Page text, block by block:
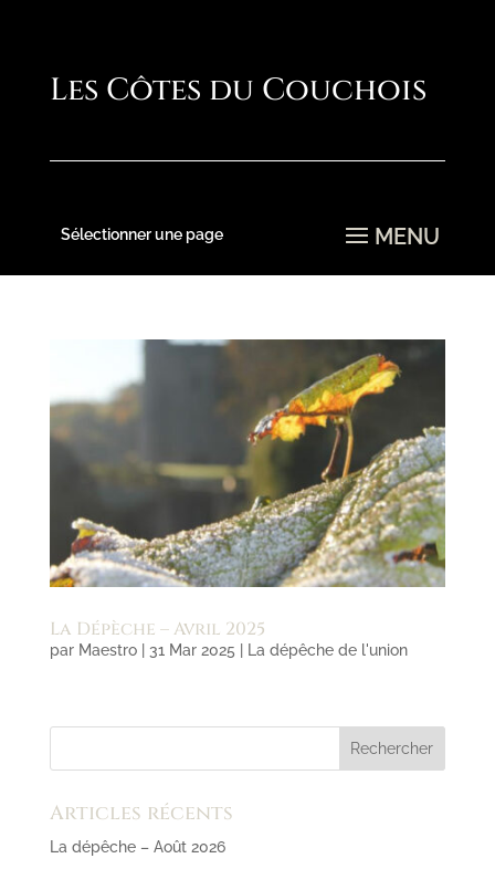
Sélectionner une page
La Dépèche – Avril 2025
par Maestro| 31 Mar 2025 La dépêche de l'union
Articles récents
La dépêche – Août 2026